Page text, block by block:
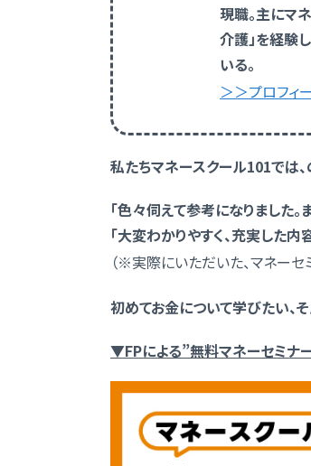
現職。主にマ
介護」を経験
いる。
＞＞プロフィ
私たちマネースクール101では
「色々伺えて参考になりました
「大変わかりやすく、充実した内
（※実際にいただいた、マネーセ
初めてお金について学びたい、
▼FPによる”無料マネーセミナ